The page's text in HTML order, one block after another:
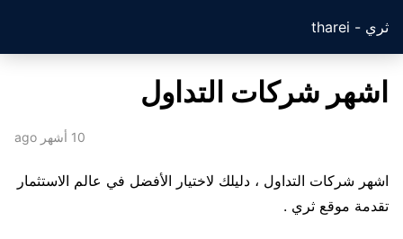
ثري - tharei
اشهر شركات التداول
10 أشهر ago
اشهر شركات التداول ، دليلك لاختيار الأفضل في عالم الاستثمار
تقدمة موقع ثري .